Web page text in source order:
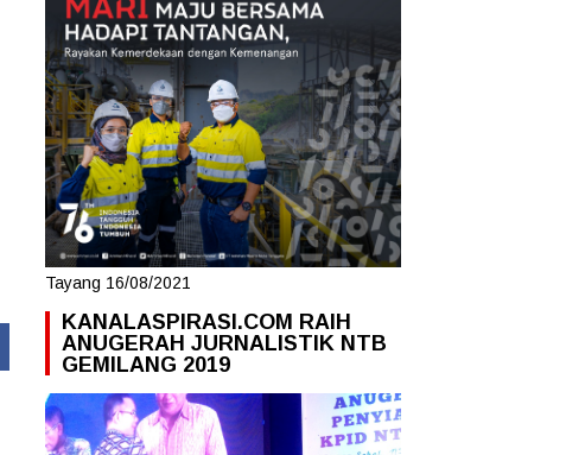
Tayang 16/08/2021
KANALASPIRASI.COM RAIH
ANUGERAH JURNALISTIK NTB
GEMILANG 2019